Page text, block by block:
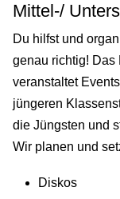
Mittel-/
Du hilfst und
genau richtig! Das
veranstaltet
jüngeren
die Jüngsten und
Wir planen und
Diskos